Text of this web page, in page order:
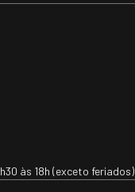
às 18h (exceto feriados)